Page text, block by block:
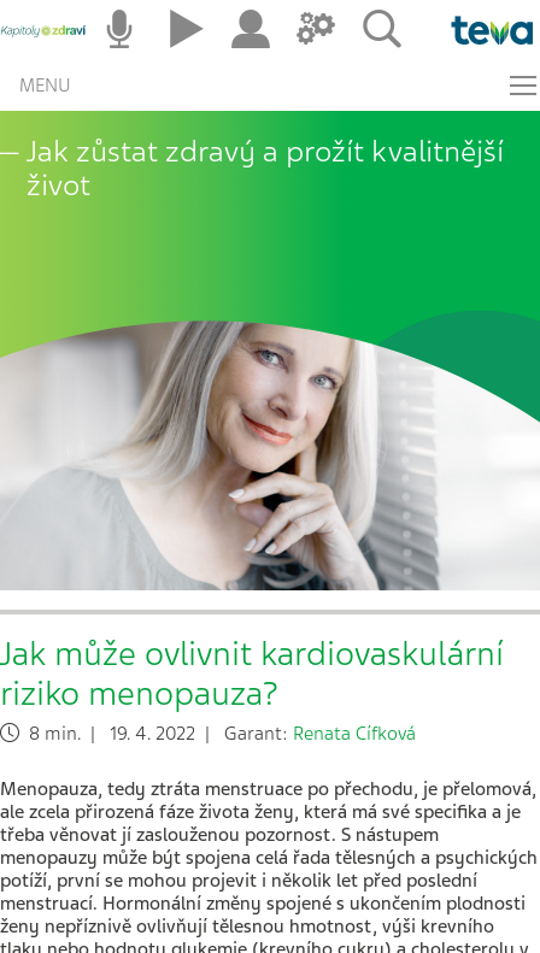
MENU
Jak zůstat zdravý a prožít kvalitnější
život
Jak může ovlivnit kardiovaskulární
riziko menopauza?
8 min. | 19. 4. 2022 | Garant: Renata Cífková
Menopauza, tedy ztráta menstruace po přechodu, je přelomová,
ale zcela přirozená fáze života ženy, která má své specifika a je
třeba věnovat jí zaslouženou pozornost. S nástupem
menopauzy může být spojena celá řada tělesných a psychických
potíží, první se mohou projevit i několik let před poslední
menstruací. Hormonální změny spojené s ukončením plodnosti
ženy nepříznivě ovlivňují tělesnou hmotnost, výši krevního